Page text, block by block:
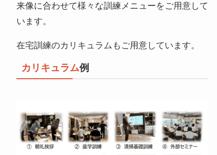
来像に合わせて様々な訓練メニューをご用意して
います。
在宅訓練のカリキュラムもご用意しています。
カリキュラム例